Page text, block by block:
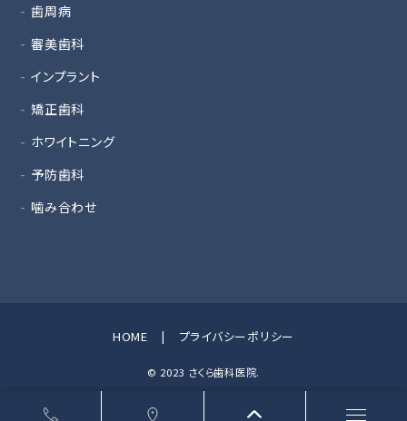
歯周病
審美歯科
インプラント
矯正歯科
ホワイトニング
予防歯科
噛み合わせ
HOME プライバシーポリシー
© 2023 さくら歯科医院.